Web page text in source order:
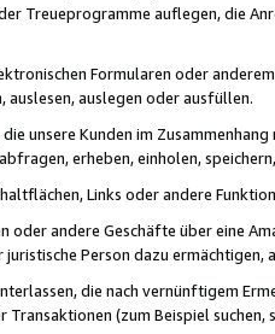
Treueprogramme auflegen, die
Formularen oder
auslegen oder ausfüllen.
unsere Kunden im
erheben, einholen,
Links oder andere
oder andere Geschäfte über eine
Person dazu
die nach vernünftigem
Transaktionen (zum Beispiel